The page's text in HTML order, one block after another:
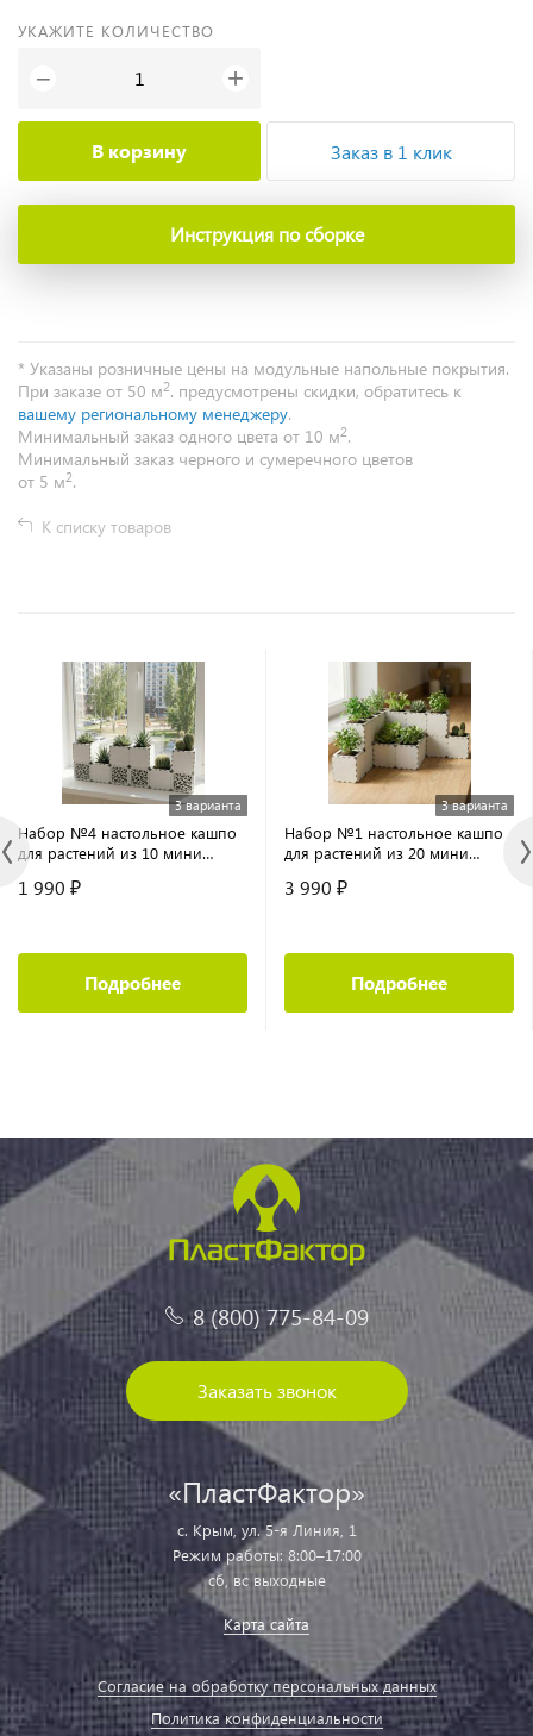
УКАЖИТЕ КОЛИЧЕСТВО
− +
В корзину Заказ в 1 клик
Инструкция по сборке
* Указаны розничные цены на модульные напольные покрытия.
При заказе от 50 м2. предусмотрены скидки, обратитесь к
вашему региональному менеджеру.
Минимальный заказ одного цвета от 10 м2.
Минимальный заказ черного и сумеречного цветов
от 5 м2.
К списку товаров
3 варианта
Набор №4 настольное кашпо
для растений из 10 мини
1 990 ₽
Подробнее
3 варианта
Набор №1 настольное кашпо
для растений из 20 мини
3 990 ₽
Подробнее
8 (800) 775-84-09
Заказать звонок
«ПластФактор»
с. Крым, ул. 5-я Линия, 1
Режим работы: 8:00–17:00
сб, вс выходные
Карта сайта
Согласие на обработку персональных данных
Политика конфиденциальности